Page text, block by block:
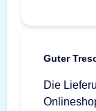
Guter
Die